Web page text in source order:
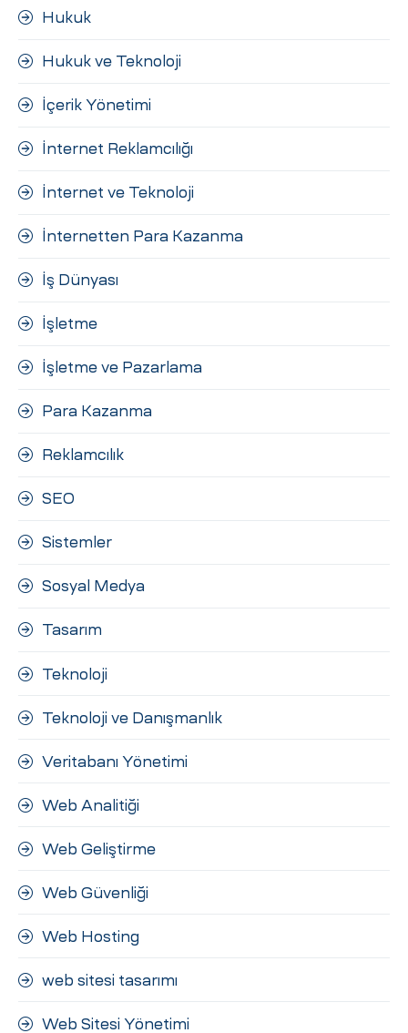
Hukuk
Hukuk ve Teknoloji
İçerik Yönetimi
İnternet Reklamcılığı
İnternet ve Teknoloji
İnternetten Para Kazanma
İş Dünyası
İşletme
İşletme ve Pazarlama
Para Kazanma
Reklamcılık
SEO
Sistemler
Sosyal Medya
Tasarım
Teknoloji
Teknoloji ve Danışmanlık
Veritabanı Yönetimi
Web Analitiği
Web Geliştirme
Web Güvenliği
Web Hosting
web sitesi tasarımı
Web Sitesi Yönetimi